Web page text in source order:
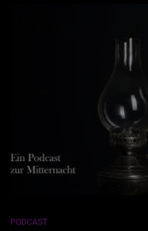
PODCAST